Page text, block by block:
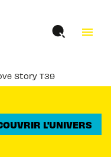
menu
Story T39
L'UNIVERS